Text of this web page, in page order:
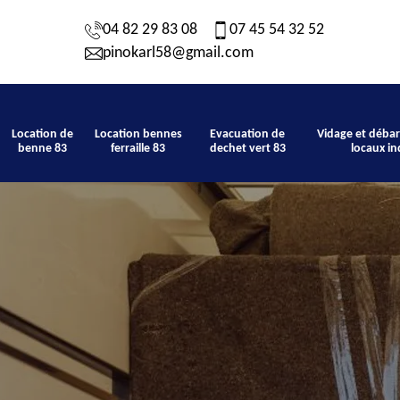
04 82 29 83 08
07 45 54 32 52
pinokarl58@gmail.com
Location de
benne 83
Location bennes
ferraille 83
Evacuation de
dechet vert 83
Vidage et
locaux